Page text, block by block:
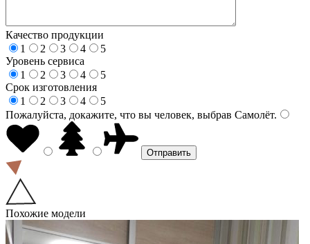
Качество продукции
1
2 3 4
5
Уровень сервиса
1
2 3 4
5
Срок изготовления
1
2 3 4
5
Пожалуйста, докажите, что вы человек, выбрав Самолёт.
Похожие модели